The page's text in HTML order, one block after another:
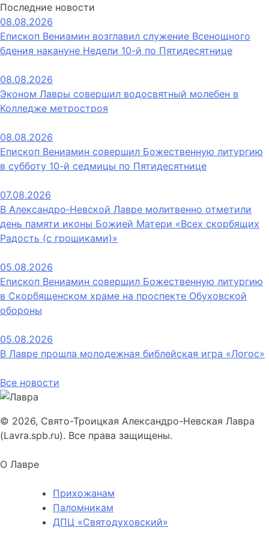
Последние новости
08.08.2026
Епископ Вениамин возглавил служение Всенощного
бдения накануне Недели 10-й по Пятидесятнице
08.08.2026
Эконом Лавры совершил водосвятный молебен в
Колледже метростроя
08.08.2026
Епископ Вениамин совершил Божественную литургию
в субботу 10-й седмицы по Пятидесятнице
07.08.2026
В Александро‑Невской Лавре молитвенно отметили
день памяти иконы Божией Матери «Всех скорбящих
Радость (с грошиками)»
05.08.2026
Епископ Вениамин совершил Божественную литургию
в Скорбященском храме на проспекте Обуховской
обороны
05.08.2026
В Лавре прошла молодежная библейская игра «Логос»
Все новости
© 2026, Свято-Троицкая Александро-Невская Лавра
(Lavra.spb.ru). Все права защищены.
О Лавре
Прихожанам
Паломникам
ДПЦ «Святодуховский»